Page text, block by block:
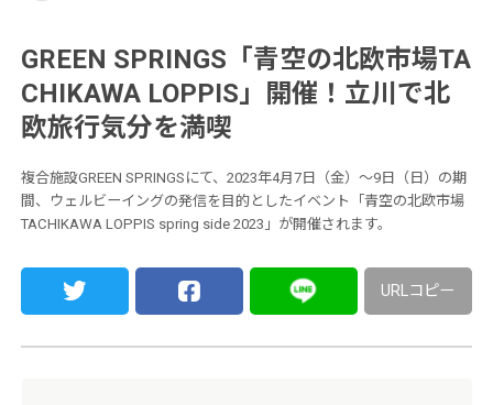
GREEN SPRINGS「青空の北欧市場TA
CHIKAWA LOPPIS」開催！立川で北
欧旅行気分を満喫
複合施設GREEN SPRINGSにて、2023年4月7日（金）〜9日（日）の期
間、ウェルビーイングの発信を目的としたイベント「青空の北欧市場
TACHIKAWA LOPPIS spring side 2023」が開催されます。
URLコピー